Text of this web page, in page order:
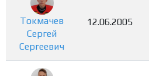
Токмачев
Сергей
Сергеевич
12.06.2005